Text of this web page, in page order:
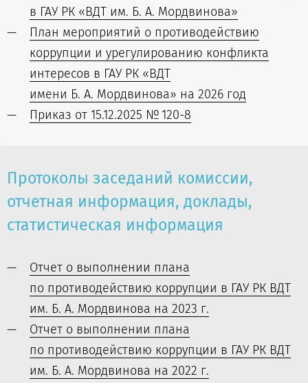
в ГАУ РК «ВДТ им. Б. А. Мордвинова»
План мероприятий о противодействию
коррупции и урегулированию конфликта
интересов в ГАУ РК «ВДТ
имени Б. А. Мордвинова» на 2026 год
Приказ от 15.12.2025 № 120-8
Протоколы заседаний комиссии,
отчетная информация, доклады,
статистическая информация
Отчет о выполнении плана
по противодействию коррупции в ГАУ РК ВДТ
им. Б. А. Мордвинова на 2023 г.
Отчет о выполнении плана
по противодействию коррупции в ГАУ РК ВДТ
им. Б. А. Мордвинова на 2022 г.